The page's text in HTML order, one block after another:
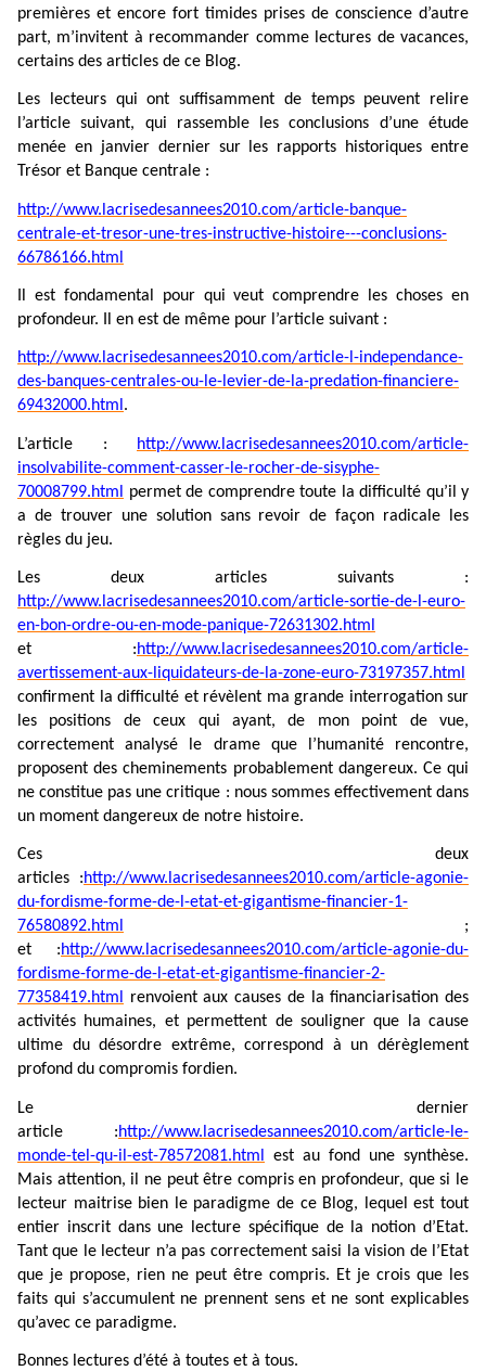
premières et encore fort timides prises de conscience d’autre
part, m’invitent à recommander comme lectures de vacances,
certains des articles de ce Blog.
Les lecteurs qui ont suffisamment de temps peuvent relire
l’article suivant, qui rassemble les conclusions d’une étude
menée en janvier dernier sur les rapports historiques entre
Trésor et Banque centrale :
http://www.lacrisedesannees2010.com/article-banque-
centrale-et-tresor-une-tres-instructive-histoire---conclusions-
66786166.html
Il est fondamental pour qui veut comprendre les choses en
profondeur. Il en est de même pour l’article suivant :
http://www.lacrisedesannees2010.com/article-l-independance-
des-banques-centrales-ou-le-levier-de-la-predation-financiere-
69432000.html.
L’article :
http://www.lacrisedesannees2010.com/article-
insolvabilite-comment-casser-le-rocher-de-sisyphe-
70008799.html
permet de comprendre toute la difficulté qu’il y
a de trouver une solution sans revoir de façon radicale les
règles du jeu.
Les deux articles suivants :
http://www.lacrisedesannees2010.com/article-sortie-de-l-euro-
en-bon-ordre-ou-en-mode-panique-72631302.html
et :http://www.lacrisedesannees2010.com/article-
avertissement-aux-liquidateurs-de-la-zone-euro-73197357.html
confirment la difficulté et révèlent ma grande interrogation sur
les positions de ceux qui ayant, de mon point de vue,
correctement analysé le drame que l’humanité rencontre,
proposent des cheminements probablement dangereux. Ce qui
ne constitue pas une critique : nous sommes effectivement dans
un moment dangereux de notre histoire.
Ces deux
articles :http://www.lacrisedesannees2010.com/article-agonie-
du-fordisme-forme-de-l-etat-et-gigantisme-financier-1-
76580892.html ;
et :http://www.lacrisedesannees2010.com/article-agonie-du-
fordisme-forme-de-l-etat-et-gigantisme-financier-2-
77358419.html renvoient aux causes de la financiarisation des
activités humaines, et permettent de souligner que la cause
ultime du désordre extrême, correspond à un dérèglement
profond du compromis fordien.
Le dernier
article :http://www.lacrisedesannees2010.com/article-le-
monde-tel-qu-il-est-78572081.html
est au fond une synthèse.
Mais attention, il ne peut être compris en profondeur, que si le
lecteur maitrise bien le paradigme de ce Blog, lequel est tout
entier inscrit dans une lecture spécifique de la notion d’Etat.
Tant que le lecteur n’a pas correctement saisi la vision de l’Etat
que je propose, rien ne peut être compris. Et je crois que les
faits qui s’accumulent ne prennent sens et ne sont explicables
qu’avec ce paradigme.
Bonnes lectures d’été à toutes et à tous.